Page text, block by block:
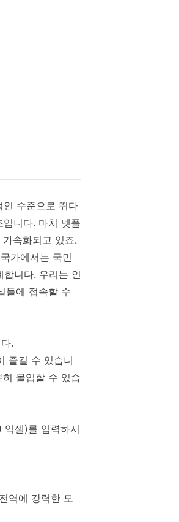
인 수준으로 뛰다
니다. 마치 넷플
속화되고 있죠.
가에서는 국민
니다. 우리는 인
들에 접속할 수
.
즐길 수 있습니
몰입할 수 있습
익셀)를 입력하시
역에 강력한 모